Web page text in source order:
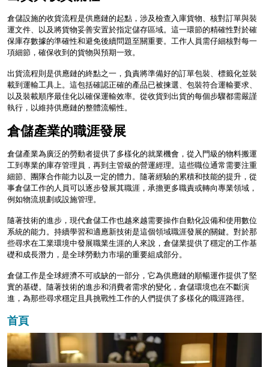
倉儲設施的收貨流程是供應鏈的起點，涉及檢查入庫貨物、核對訂單與裝
運文件、以及將貨物妥善安置於指定儲存區域。這一環節的精確性對於確
保庫存數據的準確性和避免後續問題至關重要。工作人員需仔細核對每一
項細節，確保收到的貨物與預期一致。
出貨流程則是供應鏈的終點之一，負責將準備好的訂單包裝、標籤化並裝
載到運輸工具上。這包括確認正確的產品已被揀選、包裝符合運輸要求、
以及裝載順序最佳化以確保運輸效率。從收貨到出貨的每個步驟都需嚴謹
執行，以維持供應鏈的整體流暢性。
倉儲產業的職涯發展
倉儲產業為廣泛的勞動者提供了多樣化的就業機會，從入門級的物料搬運
工到專業的庫存管理員，再到主管級的營運經理。這些職位通常需要注重
細節、團隊合作能力以及一定的體力。隨著經驗的累積和技能的提升，從
事倉儲工作的人員可以逐步發展其職涯，承擔更多職責或轉向專業領域，
例如物流規劃或設施管理。
隨著技術的進步，現代倉儲工作也越來越需要操作自動化設備和使用數位
系統的能力。持續學習和適應新技術是這個領域職涯發展的關鍵。對於那
些尋求在工業環境中發展職業生涯的人來說，倉儲業提供了穩定的工作基
礎和成長潛力，是全球勞動力市場的重要組成部分。
倉儲工作是全球經濟不可或缺的一部分，它為供應鏈的順暢運作提供了堅
實的基礎。隨著技術的進步和消費者需求的變化，倉儲環境也在不斷演
進，為那些尋求穩定且具挑戰性工作的人們提供了多樣化的職涯路徑。
首頁